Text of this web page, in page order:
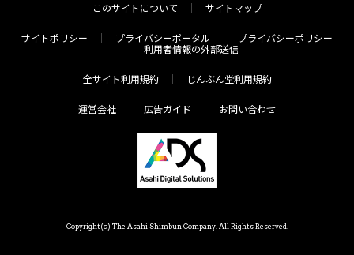
このサイトについて サイトマップ
サイトポリシー プライバシーポータル
プライバシーポリシー
利用者情報の外部送信
全サイト利用規約 じんぶん堂利用規約
運営会社 広告ガイド お問い合わせ
Copyright(c) The Asahi Shimbun Company. All Rights Reserved.